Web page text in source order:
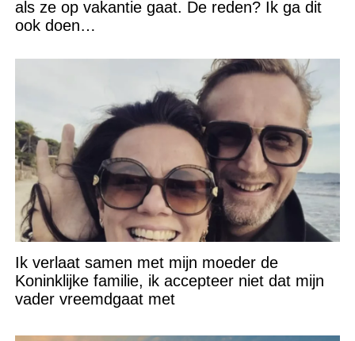
als ze op vakantie gaat. De reden? Ik ga dit
ook doen…
Ik verlaat samen met mijn moeder de
Koninklijke familie, ik accepteer niet dat mijn
vader vreemdgaat met